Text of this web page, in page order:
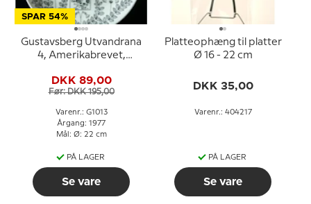
SPAR 54%
Gustavsberg Utvandrana
4, Amerikabrevet,
DKK 89,00
Før: DKK 195,00
Varenr.: G1013
Årgang: 1977
Mål: Ø: 22 cm
PÅ LAGER
Se vare
Platteophæng til platter
Ø 16 - 22 cm
DKK 35,00
Varenr.: 404217
PÅ LAGER
Se vare